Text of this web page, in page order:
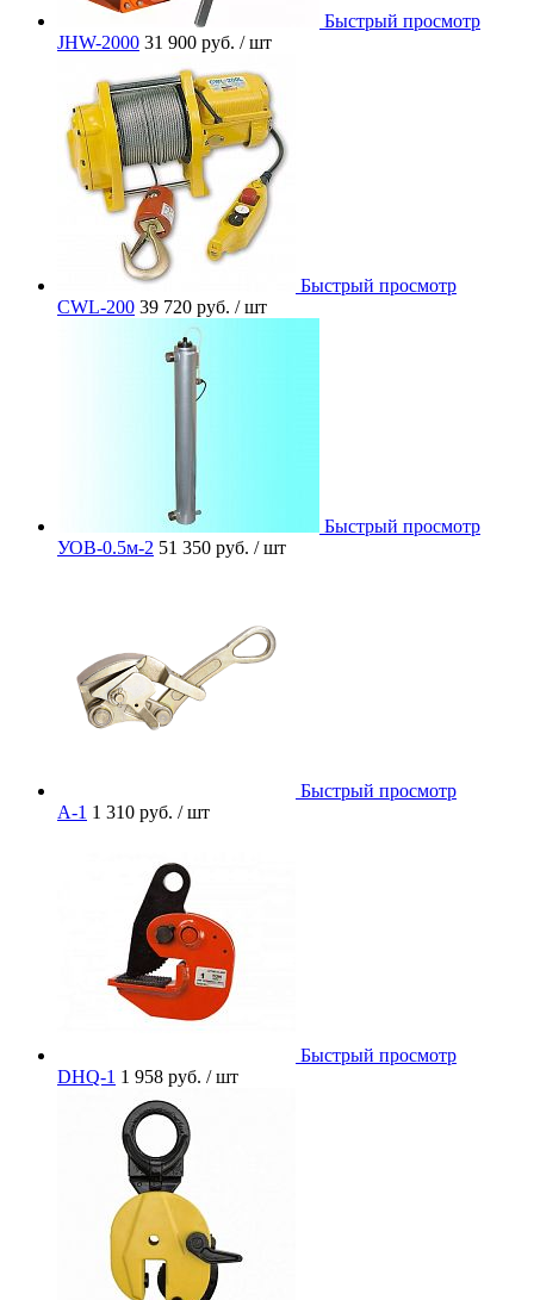
Быстрый просмотр
JHW-2000 31 900 руб. / шт
Быстрый просмотр
CWL-200 39 720 руб. / шт
Быстрый просмотр
УОВ-0.5м-2 51 350 руб. / шт
Быстрый просмотр
A-1 1 310 руб. / шт
Быстрый просмотр
DHQ-1 1 958 руб. / шт